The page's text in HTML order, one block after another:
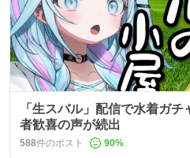
「生スバル」配信で水着ガ
者歓喜の声が続出
588件のポスト 90%